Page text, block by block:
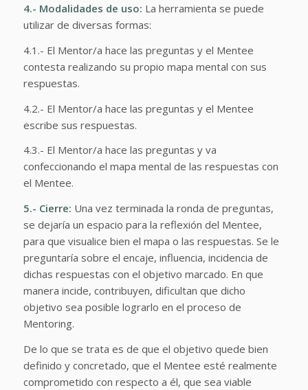
4.- Modalidades de uso: La herramienta se puede
utilizar de diversas formas:
4.1.- El Mentor/a hace las preguntas y el Mentee
contesta realizando su propio mapa mental con sus
respuestas.
4.2.- El Mentor/a hace las preguntas y el Mentee
escribe sus respuestas.
4.3.- El Mentor/a hace las preguntas y va
confeccionando el mapa mental de las respuestas con
el Mentee.
5.- Cierre: Una vez terminada la ronda de preguntas,
se dejaría un espacio para la reflexión del Mentee,
para que visualice bien el mapa o las respuestas. Se le
preguntaría sobre el encaje, influencia, incidencia de
dichas respuestas con el objetivo marcado. En que
manera incide, contribuyen, dificultan que dicho
objetivo sea posible lograrlo en el proceso de
Mentoring.
De lo que se trata es de que el objetivo quede bien
definido y concretado, que el Mentee esté realmente
comprometido con respecto a él, que sea viable